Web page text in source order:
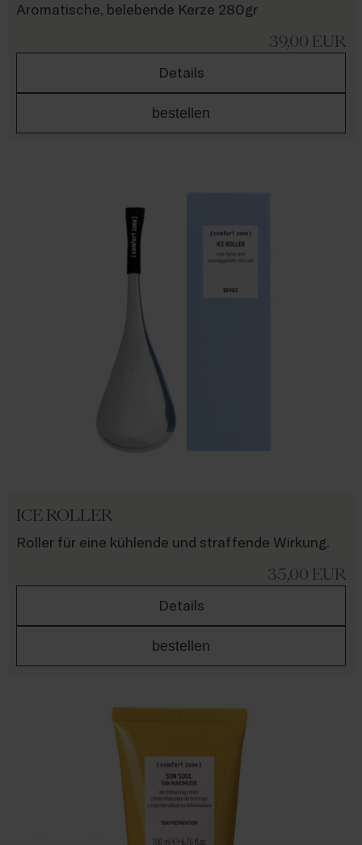
Aromatische, belebende Kerze 280gr
39,00 EUR
Details
bestellen
ICE ROLLER
Roller für eine kühlende und straffende Wirkung.
35,00 EUR
Details
bestellen